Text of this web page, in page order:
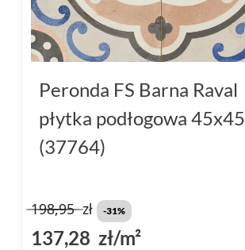
Peronda FS Barna Raval
płytka podłogowa 45x45
(37764)
198,95zł -31%
137,28 zł/m²